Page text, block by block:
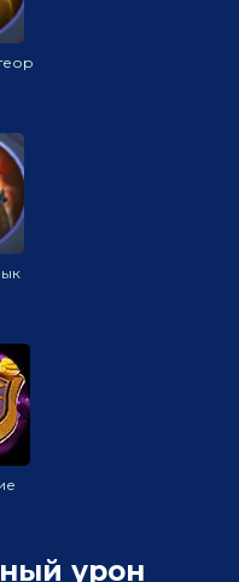
урон